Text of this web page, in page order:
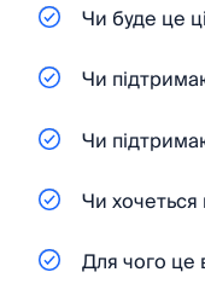
Чи буде це
Чи
Чи
Чи
Для чого це